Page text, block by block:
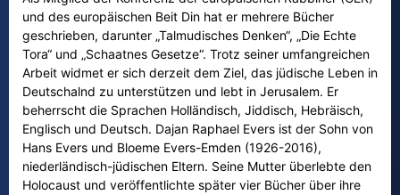
und des europäischen Beit Din hat er mehrere Bücher
geschrieben, darunter „Talmudisches Denken“, „Die Echte
Tora“ und „Schaatnes Gesetze“. Trotz seiner umfangreichen
Arbeit widmet er sich derzeit dem Ziel, das jüdische Leben in
Deutschalnd zu unterstützen und lebt in Jerusalem. Er
beherrscht die Sprachen Holländisch, Jiddisch, Hebräisch,
Englisch und Deutsch. Dajan Raphael Evers ist der Sohn von
Hans Evers und Bloeme Evers-Emden (1926-2016),
niederländisch-jüdischen Eltern. Seine Mutter überlebte den
Holocaust und veröffentlichte später vier Bücher über ihre